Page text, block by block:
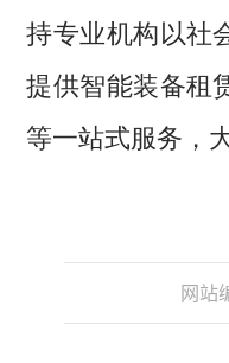
持专业机构以社
提供智能装备租
等一站式服务，
网站